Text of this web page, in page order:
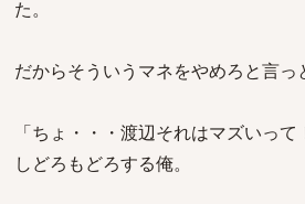
た。
だからそういうマネをやめろと言っ
「ちょ・・・渡辺それはマズいって
しどろもどろする俺。